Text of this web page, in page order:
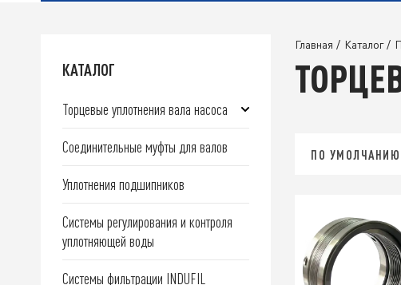
КАТАЛОГ
Торцевые уплотнения вала насоса
Соединительные муфты для валов
Уплотнения подшипников
Системы регулирования и контроля
уплотняющей воды
Системы фильтрации INDUFIL
Главная / Каталог /
ПО УМОЛЧАНИЮ